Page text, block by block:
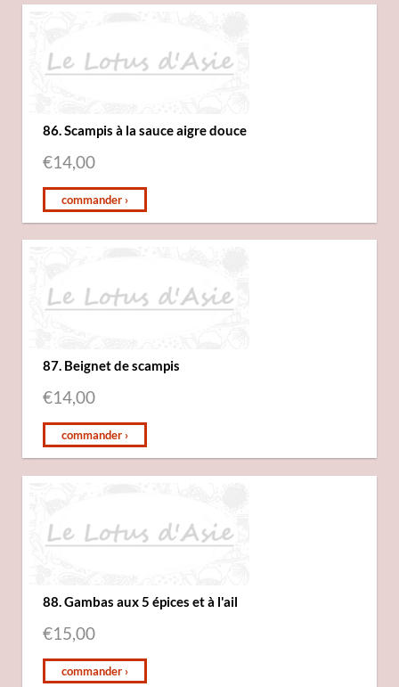
86. Scampis à la sauce aigre douce
€14,00
commander ›
87. Beignet de scampis
€14,00
commander ›
88. Gambas aux 5 épices et à l'ail
€15,00
commander ›